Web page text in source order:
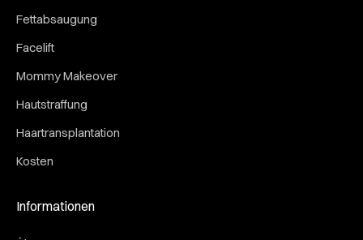
Fettabsaugung
Facelift
Mommy Makeover
Hautstraffung
Haartransplantation
Kosten
Informationen